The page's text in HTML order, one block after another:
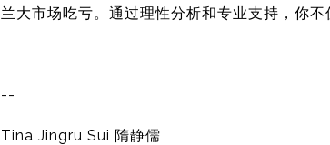
兰大市场吃亏。通过理性分析和专业支持，你
--
Tina Jingru Sui 隋静儒